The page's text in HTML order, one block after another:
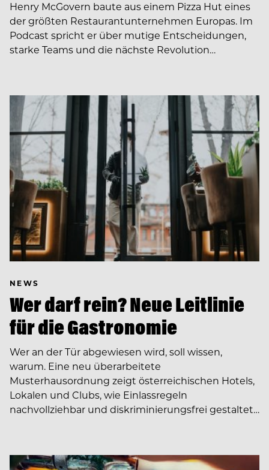
Henry McGovern baute aus einem Pizza Hut eines
der größten Restaurantunternehmen Europas. Im
Podcast spricht er über mutige Entscheidungen,
starke Teams und die nächste Revolution…
NEWS
Wer darf rein? Neue Leitlinie
für die Gastronomie
Wer an der Tür abgewiesen wird, soll wissen,
warum. Eine neu überarbeitete
Musterhausordnung zeigt österreichischen Hotels,
Lokalen und Clubs, wie Einlassregeln
nachvollziehbar und diskriminierungsfrei gestaltet…